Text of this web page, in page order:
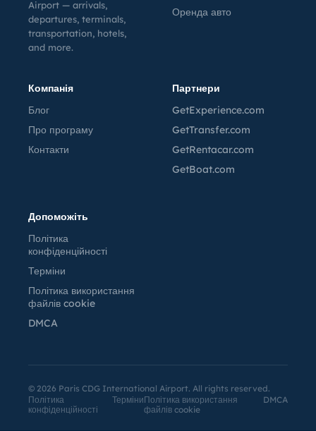
Airport — arrivals,
departures, terminals,
transportation, hotels,
and more.
Оренда авто
Компанія
Блог
Про програму
Контакти
Партнери
GetExperience.com
GetTransfer.com
GetRentacar.com
GetBoat.com
Допоможіть
Політика
конфіденційності
Терміни
Політика використання
файлів cookie
DMCA
© 2026 Paris CDG International Airport. All rights reserved.
Політика
конфіденційності
ТерміниПолітика використання
файлів cookie
DMCA